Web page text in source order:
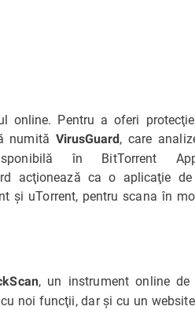
online. Pentru a oferi
numită VirusGuard, care
în BitTorrent
acţionează ca o aplicaţie de
şi uTorrent, pentru scana în
, un instrument online de
noi funcţii, dar şi cu un